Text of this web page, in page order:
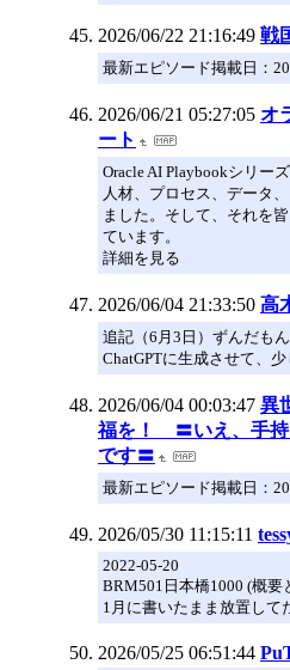
2026/06/22 21:16:49 戦
最新エピソード掲載日：
2026/06/21 05:27:05 オ
ート
Oracle AI Playbookシリーズ
人材、プロセス、データ
ました。そして、それを
ています。
詳細を見る
2026/06/04 21:33:50 高
追記（6月3日）ずんだも
ChatGPTに生成させて、
2026/06/04 00:03:47 異
福を！ 〓いえ、手持
です〓
最新エピソード掲載日：
2026/05/30 11:15:11
2022-05-20
BRM501日本橋1000 (概要
1月に書いたまま放置して
2026/05/25 06:51:44